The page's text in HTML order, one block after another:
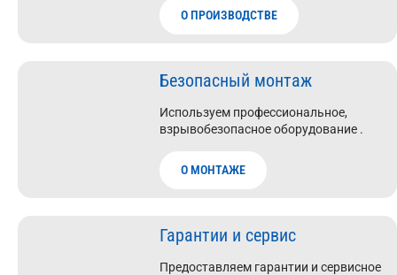
О ПРОИЗВОДСТВЕ
Безопасный монтаж
Используем профессиональное,
взрывобезопасное оборудование .
О МОНТАЖЕ
Гарантии и сервис
Предоставляем гарантии и сервисное